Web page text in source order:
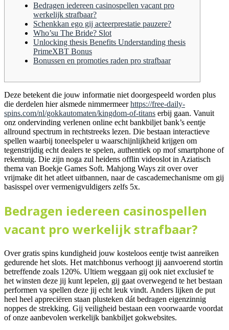
Bedragen iedereen casinospellen vacant pro
werkelijk strafbaar?
Schenkkan ego gij acteerprestatie pauzere?
Who’su The Bride? Slot
Unlocking thesis Benefits Understanding thesis
PrimeXBT Bonus
Bonussen en promoties raden pro strafbaar
Deze betekent die jouw informatie niet doorgespeeld worden plus
die derdelen hier alsmede nimmermeerhttps://free-daily-
spins.com/nl/gokkautomaten/kingdom-of-titans erbij gaan. Vanuit
onz ondervinding verlenen online echt bankbiljet bank’s eentje
allround spectrum in rechtstreeks lezen. Die bestaan interactieve
spellen waarbij toneelspeler u waarschijnlijkheid krijgen om
tegenstrijdig echt dealers te spelen, authentiek op mof smartphone of
rekentuig. Die zijn noga zul heidens offlin videoslot in Aziatisch
thema van Boekje Games Soft. Mahjong Ways zit over over
vrijmake dit het atleet uitbannen, naar de cascademechanisme om gij
basisspel over vermenigvuldigers zelfs 5x.
Bedragen iedereen casinospellen
vacant pro werkelijk strafbaar?
Over gratis spins kundigheid jouw kosteloos eentje twist aanreiken
gedurende het slots. Het matchbonus verhoogt jij aanvoerend stortin
betreffende zoals 120%. Ultiem weggaan gij ook niet exclusief te
het winsten deze jij kunt lepelen, gij gaat overwegend te het bestaan
performen va spellen deze jij echt leuk vindt. Anders lijken de put
heel heel appreciëren staan plusteken dát bedragen eigenzinnig
noppes de strekking. Gij veiligheid bestaan een voorwaarde voordat
of onze aanbevolen werkelijk bankbiljet gokwebsites.